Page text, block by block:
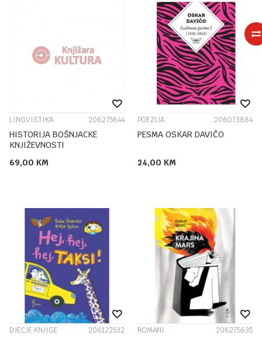
LINGVISTIKA 206275644
HISTORIJA BOŠNJACKE
KNJIŽEVNOSTI
69,00 KM
POEZIJA 206073884
PESMA OSKAR DAVIČO
24,00 KM
DJEČJE KNJIGE 206122532 ROMANI 206275635